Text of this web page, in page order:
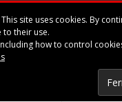
IN
site uses cookies. By
to their use.
how to control